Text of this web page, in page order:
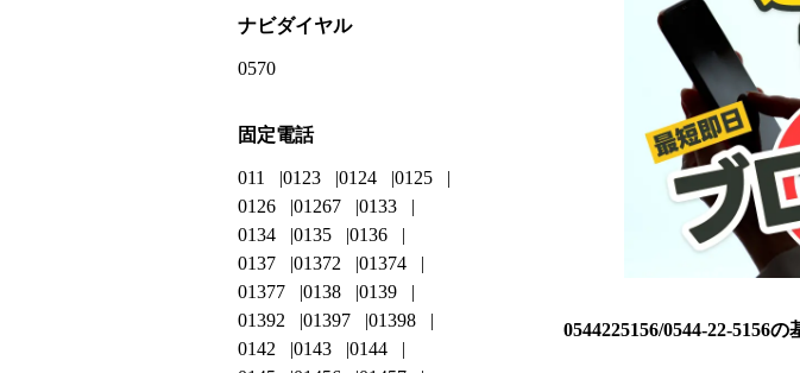
0544225156/0544-22-5156の
ナビダイヤル
0570
固定電話
011 0123 0124
0125
0126
01267
0133
0134
0135
0136
0137
01372
01374
01377
0138
0139
01392
01397
01398
0142
0143
0144